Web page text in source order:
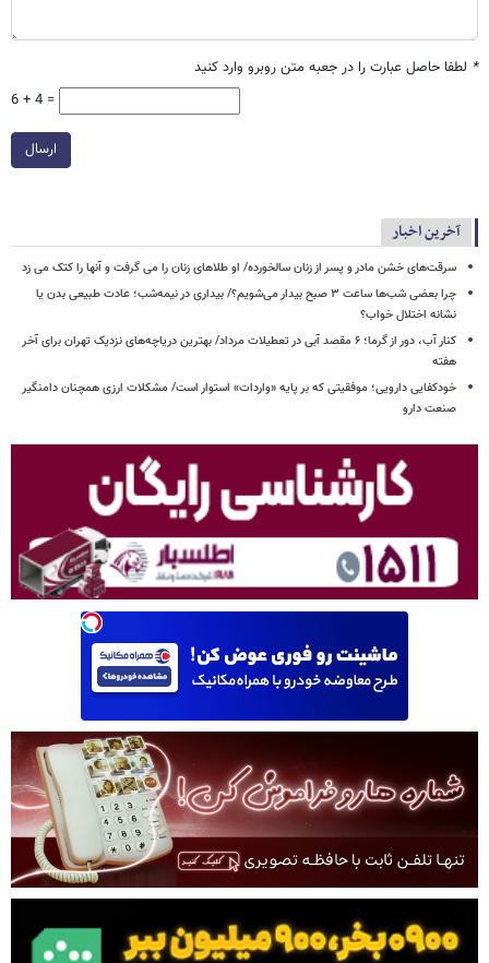
* لطفا حاصل عبارت را در جعبه متن روبرو وارد کنید
6 + 4 =
ارسال
آخرین اخبار
سرقت‌های خشن مادر و پسر از زنان سالخورده/ او طلاهای زنان را می گرفت و آنها را کتک می زد
چرا بعضی شب‌ها ساعت ۳ صبح بیدار می‌شویم؟/ بیداری در نیمه‌شب؛ عادت طبیعی بدن یا
نشانه اختلال خواب؟
کنار آب، دور از گرما؛ ۶ مقصد آبی در تعطیلات مرداد/ بهترین دریاچه‌های نزدیک تهران برای آخر
هفته
خودکفایی دارویی؛ موفقیتی که بر پایه‌ «واردات» استوار است/ مشکلات ارزی همچنان دامنگیر
صنعت دارو